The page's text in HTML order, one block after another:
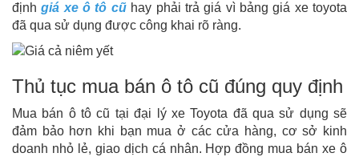
địnhgiá xe ô tô cũhay phải trả giá vì bảng giá xe toyota
đã qua sử dụng được công khai rõ ràng.
Thủ tục mua bán ô tô cũ đúng quy định
Mua bán ô tô cũ tại đại lý xe Toyota đã qua sử dụng sẽ
đảm bảo hơn khi bạn mua ở các cửa hàng, cơ sở kinh
doanh nhỏ lẻ, giao dịch cá nhân. Hợp đồng mua bán xe ô